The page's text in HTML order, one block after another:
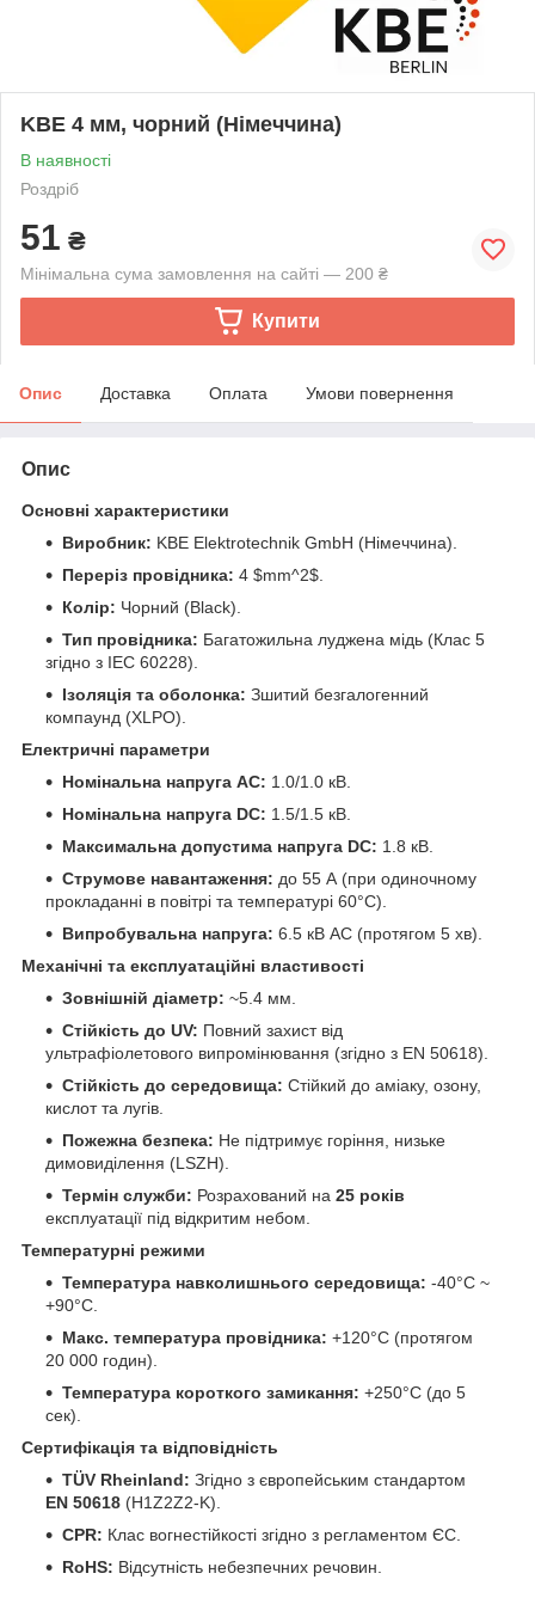
KBE 4 мм, чорний (Німеччина)
В наявності
Роздріб
51 ₴
Мінімальна сума замовлення на сайті — 200 ₴
Купити
Опис Доставка Оплата Умови повернення
Опис
Основні характеристики
Виробник: KBE Elektrotechnik GmbH (Німеччина).
Переріз провідника: 4 $mm^2$.
Колір: Чорний (Black).
Тип провідника: Багатожильна луджена мідь (Клас 5
згідно з IEC 60228).
Ізоляція та оболонка: Зшитий безгалогенний
компаунд (XLPO).
Електричні параметри
Номінальна напруга AC: 1.0/1.0 кВ.
Номінальна напруга DC: 1.5/1.5 кВ.
Максимальна допустима напруга DC: 1.8 кВ.
Струмове навантаження: до 55 А (при одиночному
прокладанні в повітрі та температурі 60°C).
Випробувальна напруга: 6.5 кВ AC (протягом 5 хв).
Механічні та експлуатаційні властивості
Зовнішній діаметр: ~5.4 мм.
Стійкість до UV: Повний захист від
ультрафіолетового випромінювання (згідно з EN 50618).
Стійкість до середовища: Стійкий до аміаку, озону,
кислот та лугів.
Пожежна безпека: Не підтримує горіння, низьке
димовиділення (LSZH).
Термін служби: Розрахований на 25 років
експлуатації під відкритим небом.
Температурні режими
Температура навколишнього середовища: -40°C ~
+90°C.
Макс. температура провідника: +120°C (протягом
20 000 годин).
Температура короткого замикання: +250°C (до 5
сек).
Сертифікація та відповідність
TÜV Rheinland: Згідно з європейським стандартом
EN 50618 (H1Z2Z2-K).
CPR: Клас вогнестійкості згідно з регламентом ЄС.
RoHS: Відсутність небезпечних речовин.